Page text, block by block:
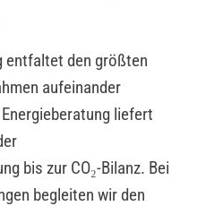
entfaltet den größten
aufeinander
liefert
bis zur CO₂-Bilanz. Bei
begleiten wir den